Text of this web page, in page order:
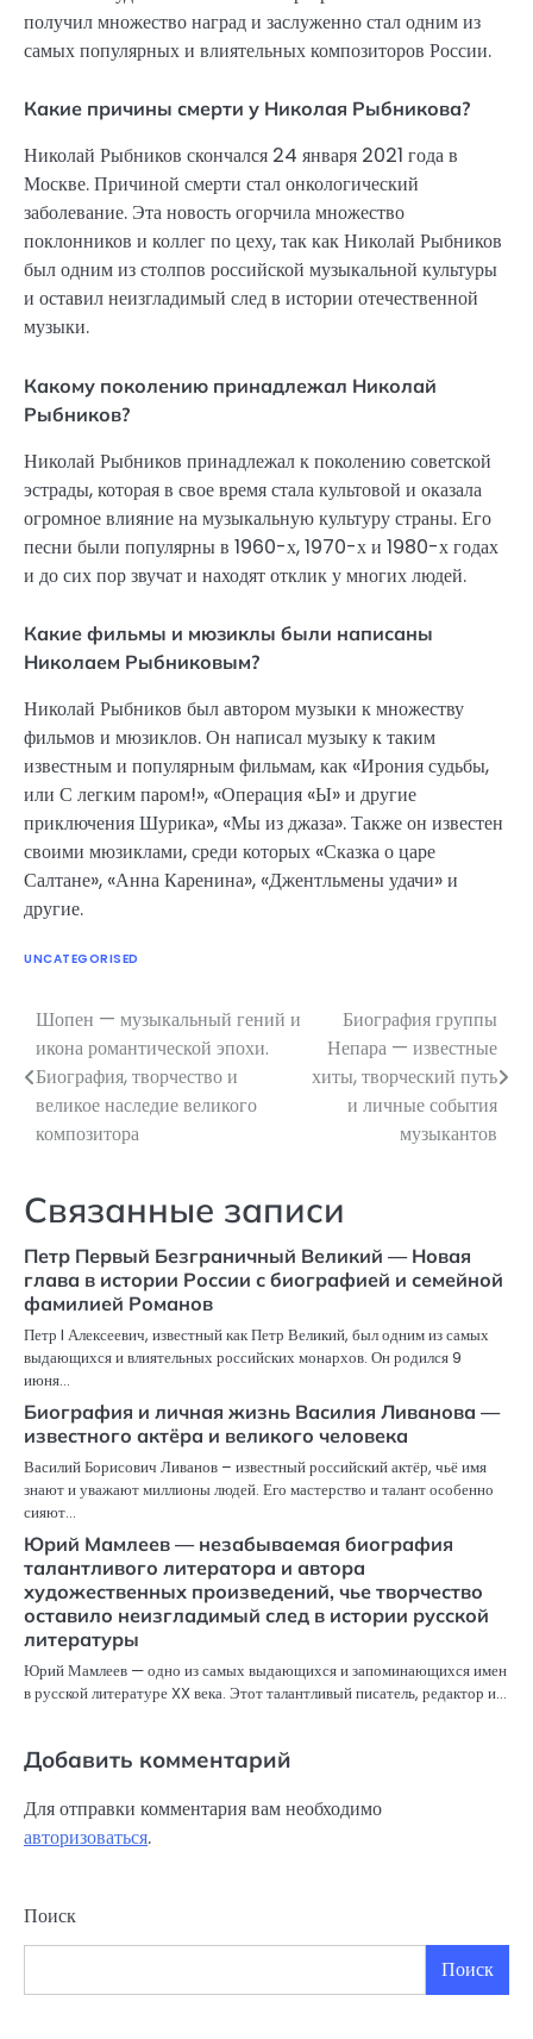
получил множество наград и заслуженно стал одним из
самых популярных и влиятельных композиторов России.
Какие причины смерти у Николая Рыбникова?
Николай Рыбников скончался 24 января 2021 года в
Москве. Причиной смерти стал онкологический
заболевание. Эта новость огорчила множество
поклонников и коллег по цеху, так как Николай Рыбников
был одним из столпов российской музыкальной культуры
и оставил неизгладимый след в истории отечественной
музыки.
Какому поколению принадлежал Николай
Рыбников?
Николай Рыбников принадлежал к поколению советской
эстрады, которая в свое время стала культовой и оказала
огромное влияние на музыкальную культуру страны. Его
песни были популярны в 1960-х, 1970-х и 1980-х годах
и до сих пор звучат и находят отклик у многих людей.
Какие фильмы и мюзиклы были написаны
Николаем Рыбниковым?
Николай Рыбников был автором музыки к множеству
фильмов и мюзиклов. Он написал музыку к таким
известным и популярным фильмам, как «Ирония судьбы,
или С легким паром!», «Операция «Ы» и другие
приключения Шурика», «Мы из джаза». Также он известен
своими мюзиклами, среди которых «Сказка о царе
Салтане», «Анна Каренина», «Джентльмены удачи» и
другие.
UNCATEGORISED
Навигация
по
записям
Шопен — музыкальный гений и
икона романтической эпохи.
Биография, творчество и
великое наследие великого
композитора
Биография группы
Непара — известные
хиты, творческий путь
и личные события
музыкантов
Связанные записи
Петр Первый Безграничный Великий — Новая
глава в истории России с биографией и семейной
фамилией Романов
Петр I Алексеевич, известный как Петр Великий, был одним из самых
выдающихся и влиятельных российских монархов. Он родился 9
июня…
Биография и личная жизнь Василия Ливанова —
известного актёра и великого человека
Василий Борисович Ливанов – известный российский актёр, чьё имя
знают и уважают миллионы людей. Его мастерство и талант особенно
сияют…
Юрий Мамлеев — незабываемая биография
талантливого литератора и автора
художественных произведений, чье творчество
оставило неизгладимый след в истории русской
литературы
Юрий Мамлеев — одно из самых выдающихся и запоминающихся имен
в русской литературе XX века. Этот талантливый писатель, редактор и…
Добавить комментарий
Для отправки комментария вам необходимо
авторизоваться.
Поиск
Поиск